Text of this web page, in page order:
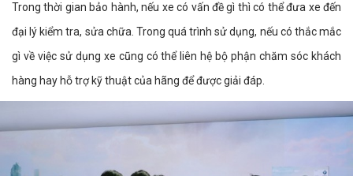
Trong thời gian bảo hành, nếu xe có vấn đề gì thì có thể đưa xe đến
đại lý kiểm tra, sửa chữa. Trong quá trình sử dụng, nếu có thắc mắc
gì về việc sử dụng xe cũng có thể liên hệ bộ phận chăm sóc khách
hàng hay hỗ trợ kỹ thuật của hãng để được giải đáp.